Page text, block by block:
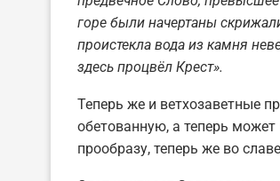
горе были начертаны
проистекла вода из камня
здесь процвёл Крест».
Теперь же и ветхозаветные
обетованную, а теперь
прообразу, теперь же во